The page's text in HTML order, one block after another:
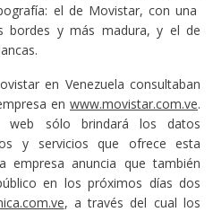
el de Movistar, con una
bordes y más madura, y el de
en Venezuela consultaban
enwww.movistar.com.ve.
web sólo brindará los datos
y servicios que ofrece esta
empresa anuncia que también
en los próximos días dos
, a través del cual los